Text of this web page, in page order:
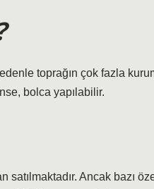
toprağın çok fazla
bolca yapılabilir.
Ancak bazı